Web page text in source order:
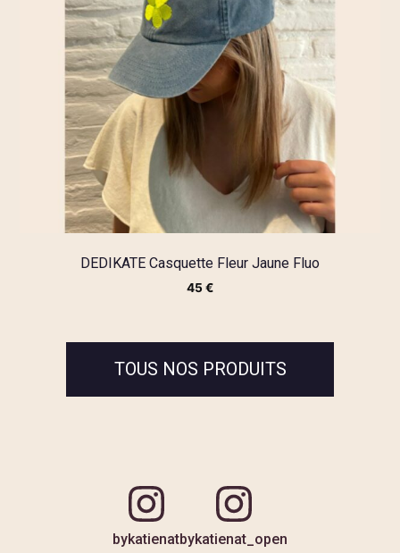
DEDIKATE Casquette Fleur Jaune Fluo
45€
TOUS NOS PRODUITS
bykatienatbykatienat_open